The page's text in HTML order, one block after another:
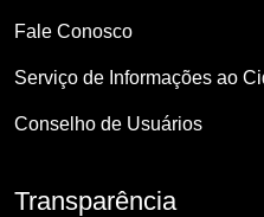
Fale Conosco
Serviço de Informações ao
Conselho de Usuários
Transparência